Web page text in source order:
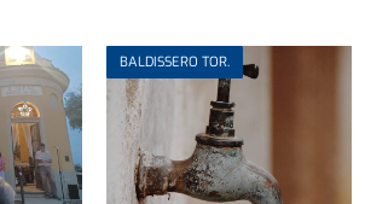
BALDISSERO TOR.